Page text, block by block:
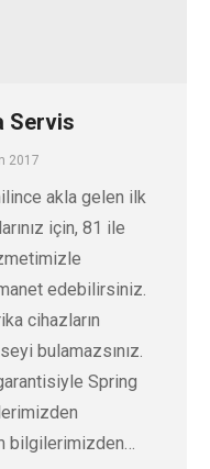
Servis
2017
akla gelen ilk
için, 81 ile
edebilirsiniz.
cihazların
bulamazsınız.
Spring
bilgilerimizden…